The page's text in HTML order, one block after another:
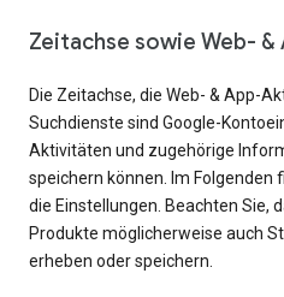
Zeitachse sowie Web-
Die Zeitachse, die Web- & App-
Suchdienste sind Google-
Aktivitäten und zugehörige
speichern können. Im Folgenden
die Einstellungen. Beachten Sie,
Produkte möglicherweise auch
erheben oder speichern.